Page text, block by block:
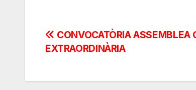
Navegación
entradas
CONVOCATÒRIA ASSEMBLEA
EXTRAORDINÀRIA